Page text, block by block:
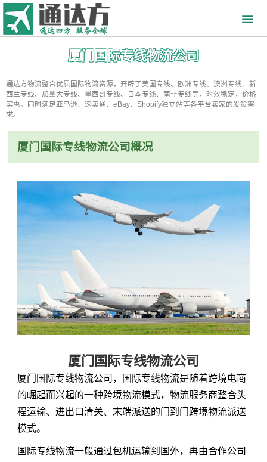
厦门国际专线物流公司
通达方物流整合优质国际物流资源，开辟了美国专线、欧洲专线、澳洲专线、新
西兰专线、加拿大专线、墨西哥专线、日本专线、南非专线等，时效稳定，价格
实惠，同时满足亚马逊、速卖通、eBay、Shopify独立站等各平台卖家的发货需
求。
厦门国际专线物流公司概况
厦门国际专线物流公司
厦门国际专线物流公司，国际专线物流是随着跨境电商
的崛起而兴起的一种跨境物流模式，物流服务商整合头
程运输、进出口清关、末端派送的门到门跨境物流派送
模式。
国际专线物流一般通过包机运输到国外，再由合作公司